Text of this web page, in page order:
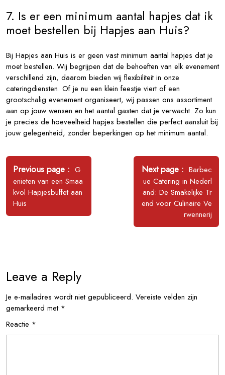
7. Is er een minimum aantal hapjes dat ik
moet bestellen bij Hapjes aan Huis?
Bij Hapjes aan Huis is er geen vast minimum aantal hapjes dat je
moet bestellen. Wij begrijpen dat de behoeften van elk evenement
verschillend zijn, daarom bieden wij flexibiliteit in onze
cateringdiensten. Of je nu een klein feestje viert of een
grootschalig evenement organiseert, wij passen ons assortiment
aan op jouw wensen en het aantal gasten dat je verwacht. Zo kun
je precies de hoeveelheid hapjes bestellen die perfect aansluit bij
jouw gelegenheid, zonder beperkingen op het minimum aantal.
Bericht
navigatie
Previous page
Older
Posts
G
enieten van een Smaa
kvol Hapjesbuffet aan
Huis
Next page
Newer
Posts
Barbec
ue Catering in Nederl
and: De Smakelijke Tr
end voor Culinaire Ve
rwennerij
Leave a Reply
Je e-mailadres wordt niet gepubliceerd. Vereiste velden zijn
gemarkeerd met *
Reactie *